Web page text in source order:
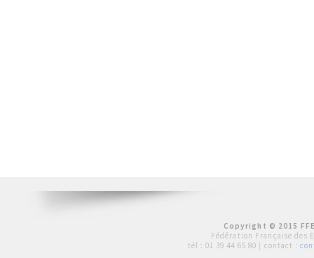
Copyright © 2015
Fédération Française des
tél : 01 39 44 65 80 | contact :